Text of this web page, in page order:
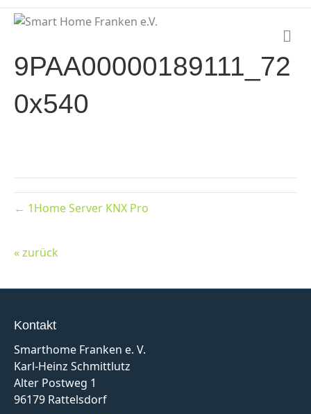
9PAA00000189111_72
0x540
← 1Home Server KNX Pro
« zurück
Kontakt
Smarthome Franken e. V.
Karl-Heinz Schmittlutz
Alter Postweg 1
96179 Rattelsdorf